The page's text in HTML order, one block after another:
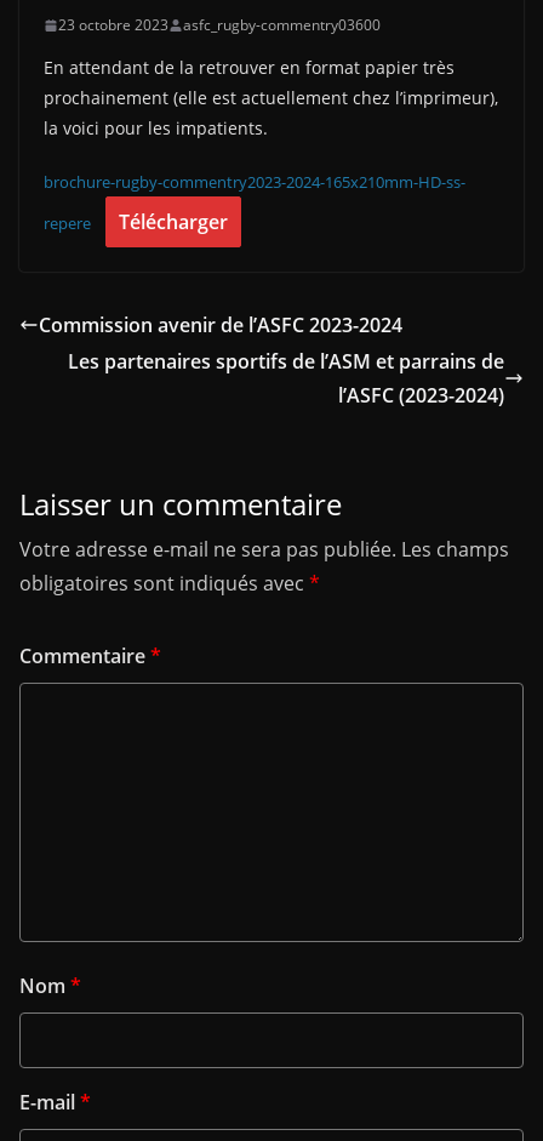
23 octobre 2023 asfc_rugby-commentry03600
En attendant de la retrouver en format papier très
prochainement (elle est actuellement chez l’imprimeur),
la voici pour les impatients.
brochure-rugby-commentry2023-2024-165x210mm-HD-ss-
repere
Télécharger
Commission avenir de l’ASFC 2023-2024
Les partenaires sportifs de l’ASM et parrains de
l’ASFC (2023-2024)
Laisser un commentaire
Votre adresse e-mail ne sera pas publiée. Les champs
obligatoires sont indiqués avec *
Commentaire*
Nom *
E-mail*